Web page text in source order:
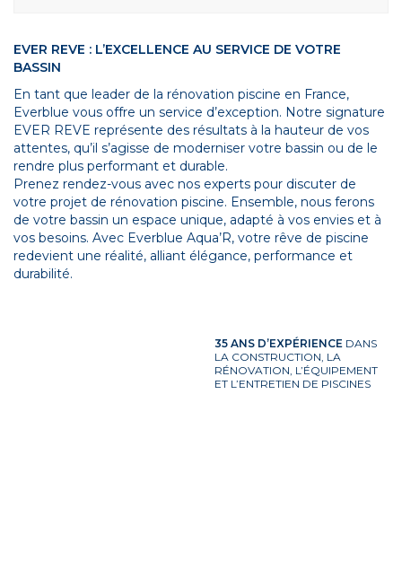
EVER REVE : L’EXCELLENCE AU SERVICE DE VOTRE
BASSIN
En tant que leader de la rénovation piscine en France,
Everblue vous offre un service d’exception. Notre signature
EVER REVE représente des résultats à la hauteur de vos
attentes, qu’il s’agisse de moderniser votre bassin ou de le
rendre plus performant et durable.
Prenez rendez-vous avec nos experts pour discuter de
votre projet de rénovation piscine. Ensemble, nous ferons
de votre bassin un espace unique, adapté à vos envies et à
vos besoins. Avec Everblue Aqua’R, votre rêve de piscine
redevient une réalité, alliant élégance, performance et
durabilité.
35 ANS D’EXPÉRIENCE DANS
LA CONSTRUCTION, LA
RÉNOVATION, L’ÉQUIPEMENT
ET L’ENTRETIEN DE PISCINES